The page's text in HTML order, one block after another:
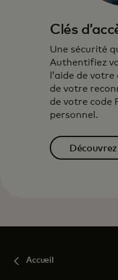
Clés
Une sécurité
Authentifiez
l’aide de
de votre
de votre code
personnel.
Accueil